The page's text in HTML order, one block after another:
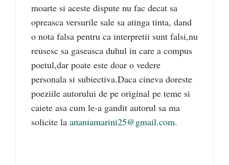
moarte si aceste dispute nu fac decat sa
opreasca versurile sale sa atinga tinta, dand
o nota falsa pentru ca interpretii sunt falsi,nu
reusesc sa gaseasca duhul in care a compus
poetul,dar poate este doar o vedere
personala si subiectiva.Daca cineva doreste
poeziile autorului de pe original pe teme si
caiete asa cum le-a gandit autorul sa ma
solicite la ananiamarini25@gmail.com.